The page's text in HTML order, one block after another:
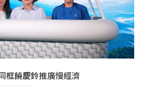
框饒慶鈴推廣慢經濟